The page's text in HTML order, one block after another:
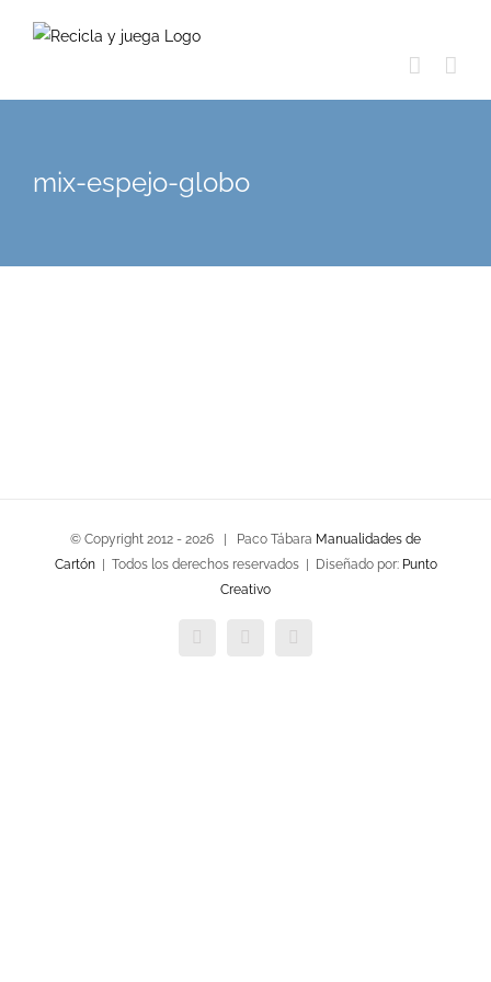
mix-espejo-globo
© Copyright 2012 - 2026 | Paco Tábara Manualidades de
Cartón| Todos los derechos reservados | Diseñado por: Punto
Creativo
FacebookTwitter